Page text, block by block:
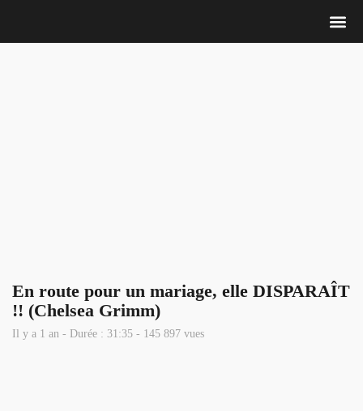
En route pour un mariage, elle DISPARAÎT
!! (Chelsea Grimm)
Il y a 1 an - Durée : 31:35 - 145 897 vues